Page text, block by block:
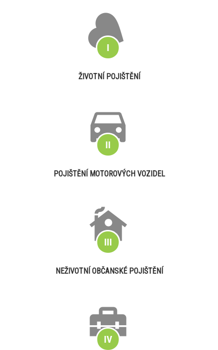
ŽIVOTNÍ POJIŠTĚNÍ
POJIŠTĚNÍ MOTOROVÝCH VOZIDEL
NEŽIVOTNÍ OBČANSKÉ POJIŠTĚNÍ